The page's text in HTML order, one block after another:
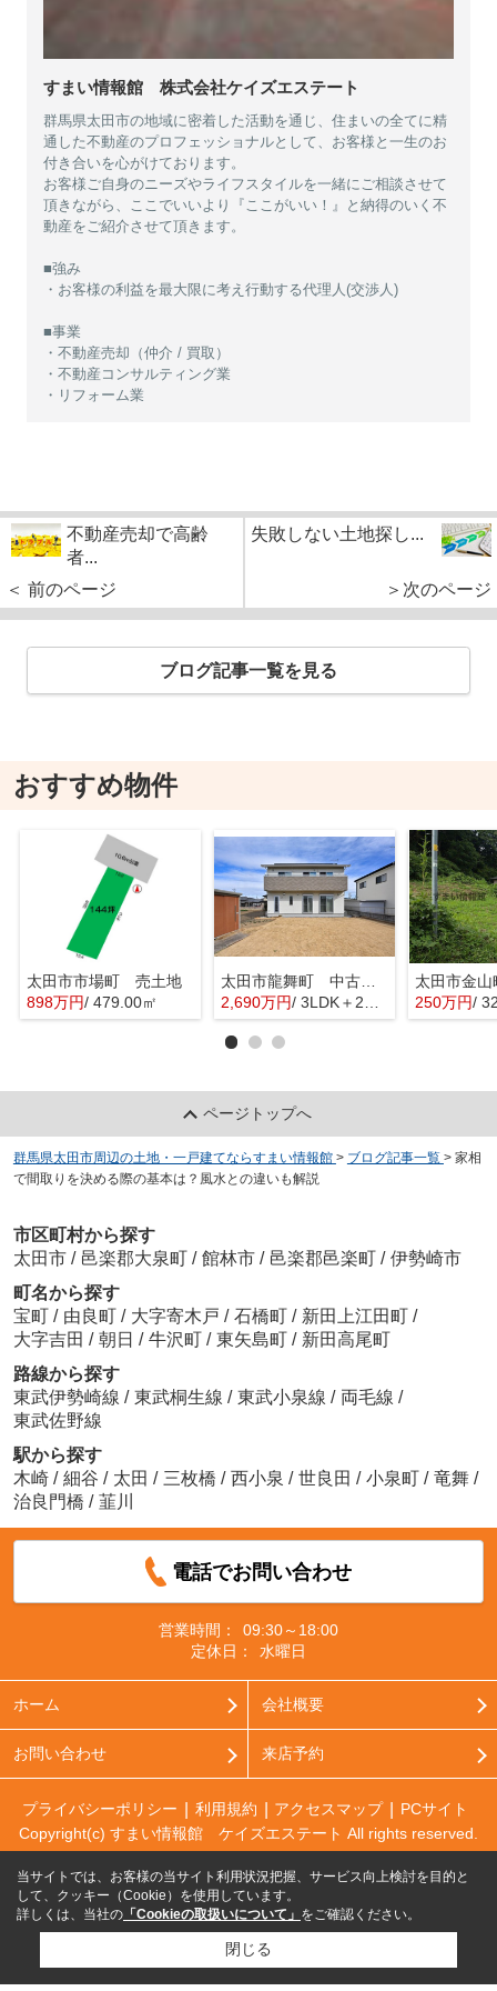
すまい情報館 株式会社ケイズエステート
群馬県太田市の地域に密着した活動を通じ、住まいの全てに精
通した不動産のプロフェッショナルとして、お客様と一生のお
付き合いを心がけております。
お客様ご自身のニーズやライフスタイルを一緒にご相談させて
頂きながら、ここでいいより『ここがいい！』と納得のいく不
動産をご紹介させて頂きます。
■強み
・お客様の利益を最大限に考え行動する代理人(交渉人)
■事業
・不動産売却（仲介 / 買取）
・不動産コンサルティング業
・リフォーム業
不動産売却で高齢
者...
＜ 前のページ
失敗しない土地探し...
＞次のページ
ブログ記事一覧を見る
おすすめ物件
太田市市場町 売土地
898万円/ 479.00㎡
太田市龍舞町 中古戸建
2,690万円/ 3LDK＋2S(納戸)
太田市金
250万円/
ページトップへ
群馬県太田市周辺の土地・一戸建てならすまい情報館 > ブログ記事一覧 > 家相
で間取りを決める際の基本は？風水との違いも解説
市区町村から探す
太田市 / 邑楽郡大泉町 / 館林市 / 邑楽郡邑楽町 / 伊勢崎市
町名から探す
宝町 / 由良町 / 大字寄木戸 / 石橋町 / 新田上江田町 /
大字吉田 / 朝日 / 牛沢町 / 東矢島町 / 新田高尾町
路線から探す
東武伊勢崎線 / 東武桐生線 / 東武小泉線 / 両毛線 /
東武佐野線
駅から探す
木崎 / 細谷 / 太田 / 三枚橋 / 西小泉 / 世良田 / 小泉町 / 竜舞 /
治良門橋 / 韮川
電話でお問い合わせ
営業時間：
09:30～18:00
定休日：
水曜日
ホーム 会社概要
お問い合わせ 来店予約
プライバシーポリシー 利用規約 アクセスマップ
PCサイト
Copyright(c) すまい情報館 ケイズエステート All rights reserved.
当サイトでは、お客様の当サイト利用状況把握、サービス向上検討を目的と
して、クッキー（Cookie）を使用しています。
詳しくは、当社の 「Cookieの取扱いについて」 をご確認ください。
閉じる